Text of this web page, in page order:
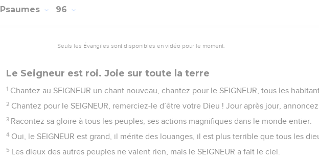
Psaumes 96
Seuls les Évangiles sont disponibles en vidéo pour le moment.
Le Seigneur est roi. Joie sur toute la terre
1 Chantez au SEIGNEUR un chant nouveau, chantez pour le SEIGNEUR, tous les
2 Chantez pour le SEIGNEUR, remerciez-le d’être votre Dieu ! Jour après jour,
3 Racontez sa gloire à tous les peuples, ses actions magnifiques dans le monde entier.
4 Oui, le SEIGNEUR est grand, il mérite des louanges, il est plus terrible que tous les
5 Les dieux des autres peuples ne valent rien, mais le SEIGNEUR a fait le ciel.